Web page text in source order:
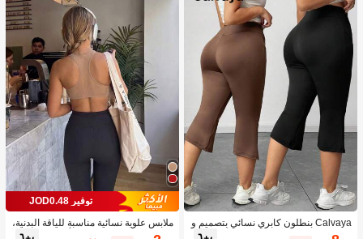
Calvaya بنطلون كابري نسائي بتصميم و
اسع مناسب لكبار الحجم، بلون أحادي وج
توفير JOD0.48
ملابس علوية نسائية مناسبة للياقة البدنية،
قصيرة ومطابقة للجسم، بأكمام شفافة ب